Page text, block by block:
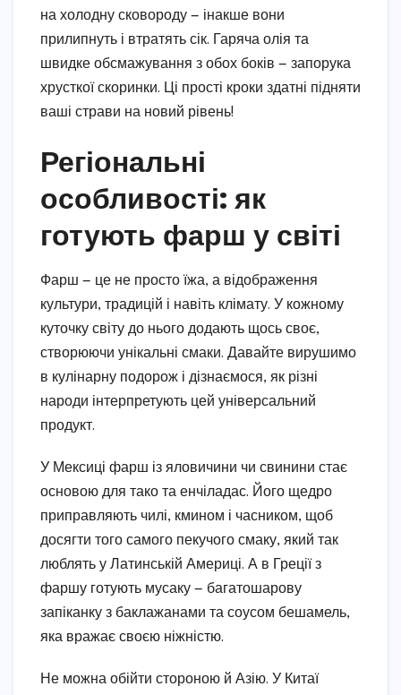
на холодну сковороду — інакше вони
прилипнуть і втратять сік. Гаряча олія та
швидке обсмажування з обох боків — запорука
хрусткої скоринки. Ці прості кроки здатні підняти
ваші страви на новий рівень!
Регіональні
особливості: як
готують фарш у світі
Фарш — це не просто їжа, а відображення
культури, традицій і навіть клімату. У кожному
куточку світу до нього додають щось своє,
створюючи унікальні смаки. Давайте вирушимо
в кулінарну подорож і дізнаємося, як різні
народи інтерпретують цей універсальний
продукт.
У Мексиці фарш із яловичини чи свинини стає
основою для тако та енчіладас. Його щедро
приправляють чилі, кмином і часником, щоб
досягти того самого пекучого смаку, який так
люблять у Латинській Америці. А в Греції з
фаршу готують мусаку — багатошарову
запіканку з баклажанами та соусом бешамель,
яка вражає своєю ніжністю.
Не можна обійти стороною й Азію. У Китаї